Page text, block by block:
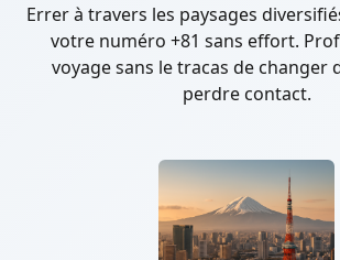
Errer à travers les paysages
votre numéro +81 sans effort.
voyage sans le tracas de changer
perdre contact.